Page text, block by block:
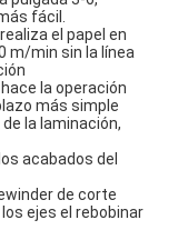
fácil.
el papel en
m/min sin la línea
la operación
más simple
la laminación,
acabados del
de corte
ejes el rebobinar